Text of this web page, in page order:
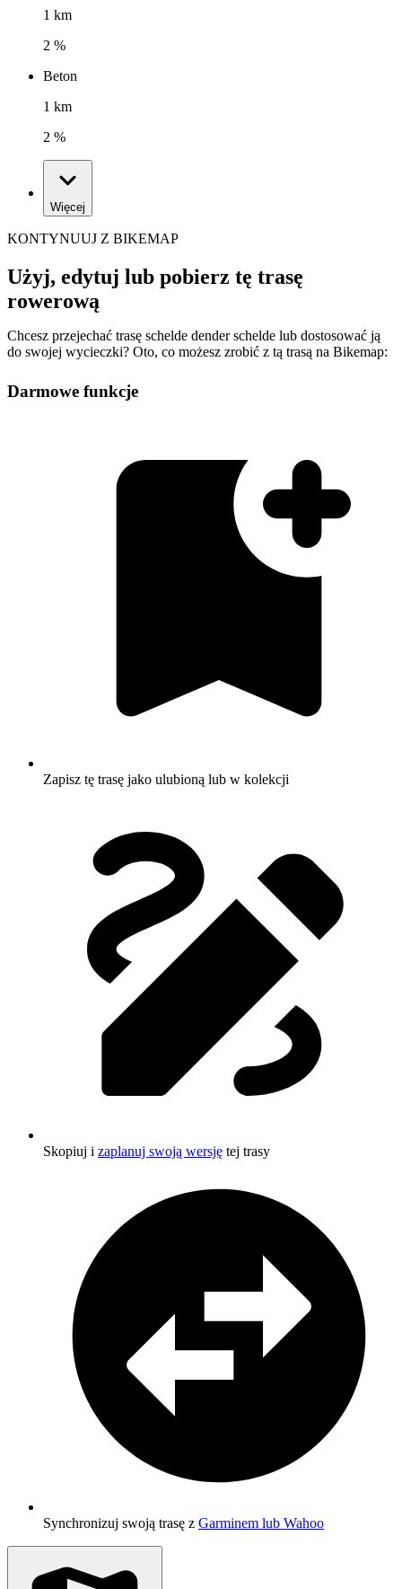
1 km
2 %
Beton
1 km
2 %
Więcej
KONTYNUUJ Z BIKEMAP
Użyj, edytuj lub pobierz tę trasę
rowerową
Chcesz przejechać trasę schelde dender schelde lub dostosować ją
do swojej wycieczki? Oto, co możesz zrobić z tą trasą na Bikemap:
Darmowe funkcje
Zapisz tę trasę jako ulubioną lub w kolekcji
Skopiuj i zaplanuj swoją wersję tej trasy
Synchronizuj swoją trasę z Garminem lub Wahoo